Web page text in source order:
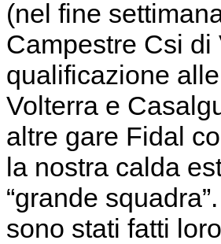
(nel fine
Campestre Csi
qualificazione
Volterra e
altre gare Fidal
la nostra calda
“grande
sono stati fatti